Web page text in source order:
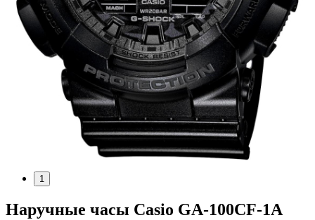
1
Наручные часы Casio GA-100CF-1A